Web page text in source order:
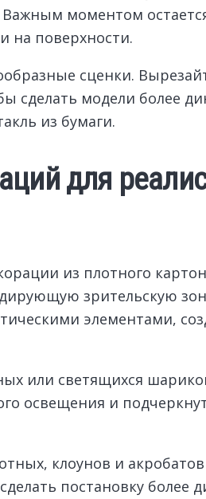
моментом
на поверхности.
сценки.
сделать модели более
из бумаги.
для
из плотного
зрительскую
элементами,
или светящихся
освещения и
клоунов и акробатов
постановку более